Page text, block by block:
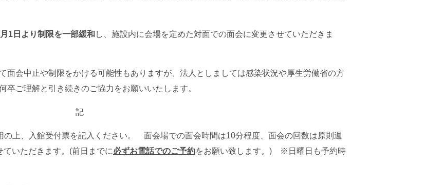
1日より制限を一部緩和 し、施設内に会場を定めた対面での面会に変更させていただきま
面会中止や制限をかける可能性もありますが、法人としましては感染状況や厚生労働省の方
ご理解と引き続きのご協力をお願いいたします。
記
上、入館受付票を記入ください。 面会場での面会時間は10分程度、面会の回数は原則週
ていただきます。(前日までに必ずお電話でのご予約をお願い致します。) ※日曜日も予約時